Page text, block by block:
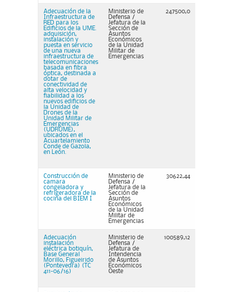
Adecuación de la
Infraestructura de
RED para los
Edificios de la UME.
adquisición,
instalación y
puesta en servicio
de una nueva
infraestructura de
telecomunicaciones
basada en fibra
óptica, destinada a
dotar de
conectividad de
alta velocidad y
fiabilidad a los
nuevos edificios de
la Unidad de
Drones de la
Unidad Militar de
Emergencias
(UDRUME),
ubicados en el
Acuartelamiento
Conde de Gazola,
en León.
Ministerio de
Defensa /
Jefatura de la
Sección de
Asuntos
Económicos
de la Unidad
Militar de
Emergencias
247500,0
Construcción de
camara
congeladora y
refrigeradora de la
cocina del BIEM I
Ministerio de
Defensa /
Jefatura de la
Sección de
Asuntos
Económicos
de la Unidad
Militar de
Emergencias
30622,44
Adecuación
instalación
eléctrica botiquín,
Base General
Morillo, Figueirido
(Pontevedra) (TC
411-06/16)
Ministerio de
Defensa /
Jefatura de
Intendencia
de Asuntos
Económicos
Oeste
100589,12